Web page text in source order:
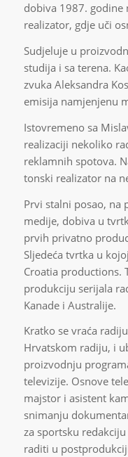
dobiva 1987. godine
realizator, gdje uči
Sudjeluje u
studija i sa terena.
zvuka Aleksandra
emisija namjenjenu
Istovremeno sa
realizaciji nekoliko
reklamnih spotova.
tonski realizator na
Prvi stalni posao, na
medije, dobiva u
prvih privatno
Sljedeća tvrtka u
Croatia productions.
produkciju serijala
Kanade i Australije.
Kratko se vraća
Hrvatskom radiju, i
proizvodnju
televizije. Osnove
majstor i asistent
snimanju
za sportsku
raditi u